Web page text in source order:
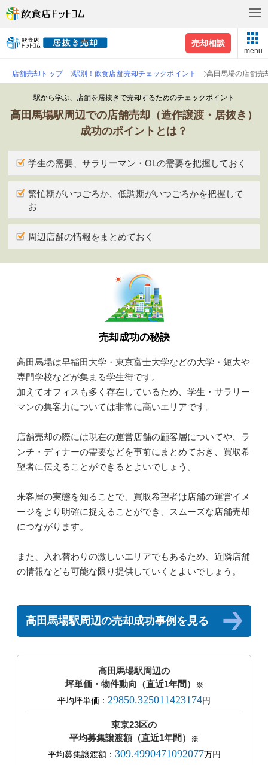
売却相談
menu
店舗売却トップ 駅別！飲食店舗売却チェックポイント 高田馬場の店舗売
駅から学ぶ、店舗を居抜きで売却するためのチェックポイント
高田馬場駅周辺での店舗売却（造作譲渡・居抜き）
成功のポイントとは？
学生の需要、サラリーマン・OLの需要を把握しておく
繁忙期がいつごろか、低調期がいつごろかを把握して
お
周辺店舗の情報をまとめておく
売却成功の秘訣
高田馬場は早稲田大学・東京富士大学などの大学・短大や
専門学校などが集まる学生街です。
加えてオフィスも多く存在しているため、学生・サラリー
マンの集客力については非常に高いエリアです。
店舗売却の際には現在の運営店舗の顧客層についてや、ラ
ンチ・ディナーの需要などを事前にまとめておき、買取希
望者に伝えることができるとよいでしょう。
来客層の実態を知ることで、買取希望者は店舗の運営イメ
ージをより明確に捉えることができ、スムーズな店舗売却
につながります。
また、入れ替わりの激しいエリアでもあるため、近隣店舗
の情報なども可能な限り提供していくとよいでしょう。
高田馬場駅周辺の売却成功事例を見る
高田馬場駅周辺の
坪単価・物件動向（直近1年間）
※
平均坪単価： 29850.325011423174円
東京23区の
平均募集譲渡額（直近1年間）
※
平均募集譲渡額： 309.4990471092077万円